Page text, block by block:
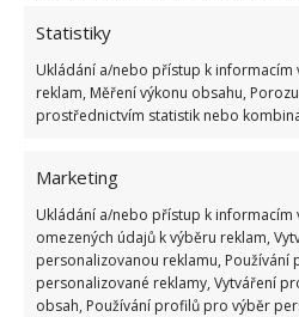
Statistiky
Ukládání a/nebo přístup k informacím
reklam, Měření výkonu obsahu,
prostřednictvím statistik nebo
Marketing
Ukládání a/nebo přístup k informacím
omezených údajů k výběru reklam,
personalizovanou reklamu, Používání
personalizované reklamy, Vytváření
obsah, Používání profilů pro výběr
OBLÍBENÉ ČLÁNKY
Pokuta až 10 000 Kč
nesekání trávy.
1.6.2026